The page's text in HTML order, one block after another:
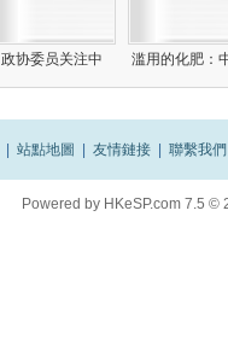
政协委员关注中 滥用的化肥：
站點地圖 友情鏈接 聯繫我們
Powered by HKeSP.com 7.5 ©